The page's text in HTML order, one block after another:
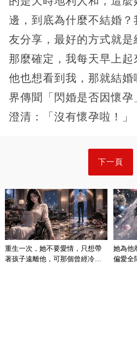
邊，到底為什麼不結婚？
友分享，最好的方式就是
那麼確定，我每天早上起
他也想看到我，那就結婚
界傳聞「閃婚是否因懷
澄清：「沒有懷孕啦！」
下一頁
重生一次，她不要愛情，只想帶
著孩子遠離他，可那個曾經冷漠
她為他
偏愛全